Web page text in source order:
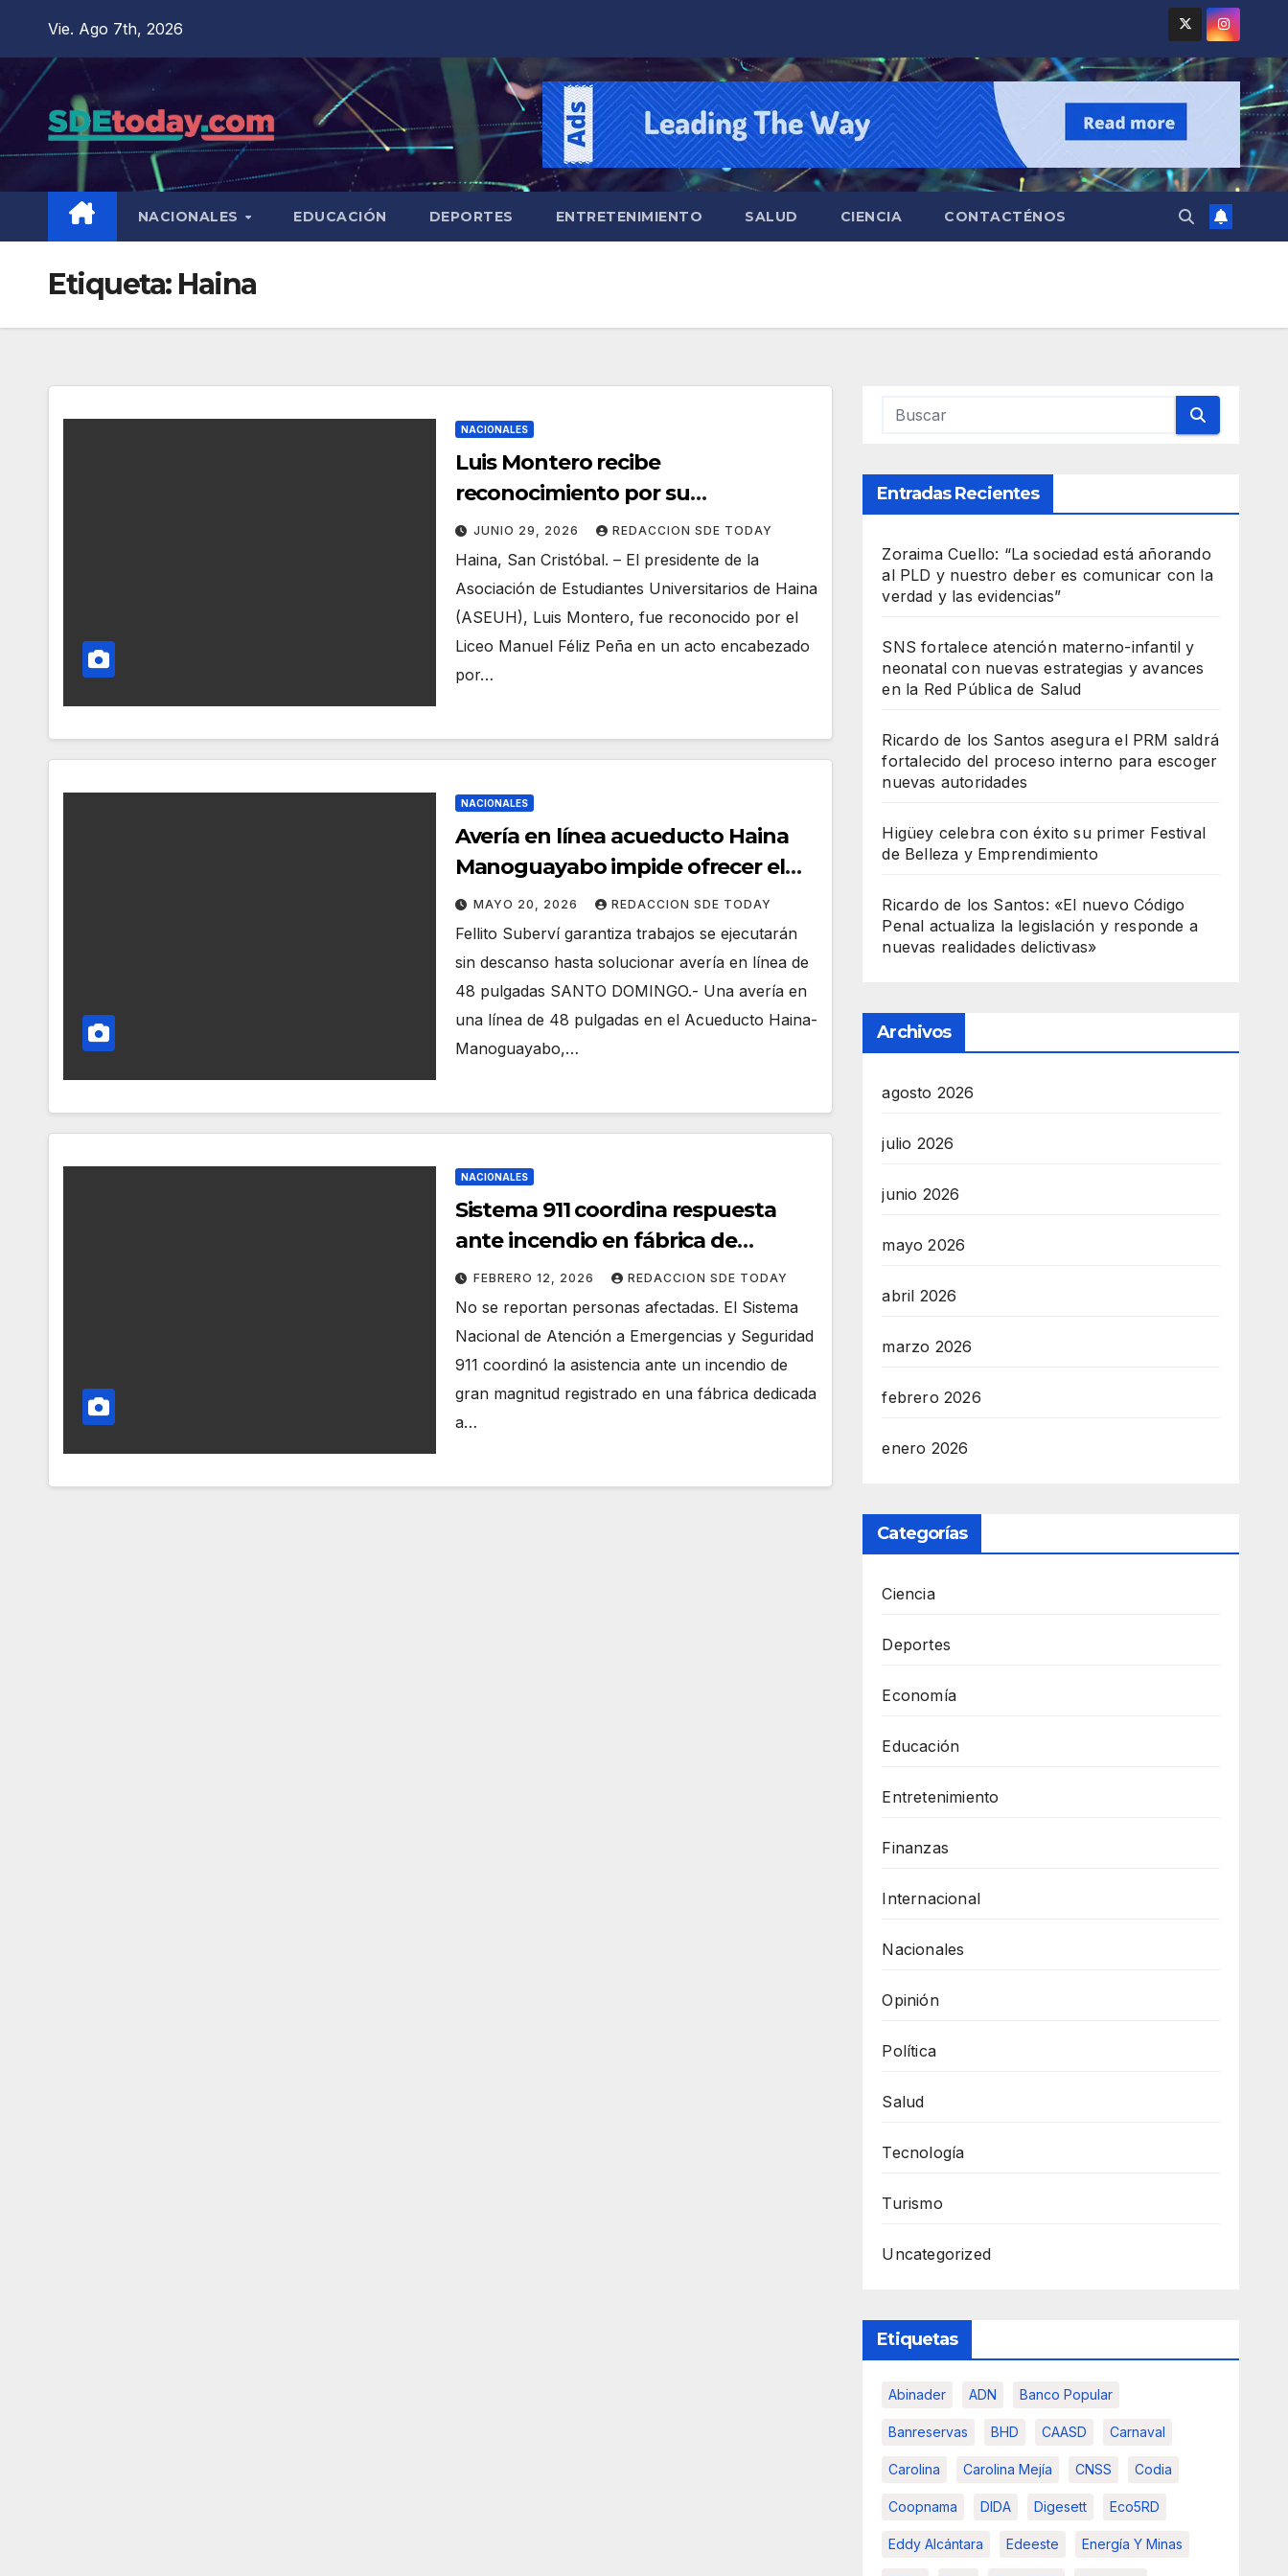
contenido
Vie. Ago 7th, 2026
NACIONALES EDUCACIÓN DEPORTES ENTRETENIMIENTO SALUD CIENCIA CONTACTÉNOS
Etiqueta: Haina
NACIONALES
Luis Montero recibe
reconocimiento por su
compromiso con la educación y el
liderazgo juvenil en Haina
JUNIO 29, 2026 REDACCION SDE TODAY
Haina, San Cristóbal. – El presidente de la
Asociación de Estudiantes Universitarios de Haina
(ASEUH), Luis Montero, fue reconocido por el
Liceo Manuel Féliz Peña en un acto encabezado
por…
NACIONALES
Avería en línea acueducto Haina
Manoguayabo impide ofrecer el
servicio a sectores del DN
MAYO 20, 2026 REDACCION SDE TODAY
Fellito Suberví garantiza trabajos se ejecutarán
sin descanso hasta solucionar avería en línea de
48 pulgadas SANTO DOMINGO.- Una avería en
una línea de 48 pulgadas en el Acueducto Haina-
Manoguayabo,…
NACIONALES
Sistema 911 coordina respuesta
ante incendio en fábrica de
plástico en Bajos de Haina
FEBRERO 12, 2026 REDACCION SDE TODAY
No se reportan personas afectadas. El Sistema
Nacional de Atención a Emergencias y Seguridad
911 coordinó la asistencia ante un incendio de
gran magnitud registrado en una fábrica dedicada
a…
Entradas Recientes
Zoraima Cuello: “La sociedad está añorando
al PLD y nuestro deber es comunicar con la
verdad y las evidencias”
SNS fortalece atención materno-infantil y
neonatal con nuevas estrategias y avances
en la Red Pública de Salud
Ricardo de los Santos asegura el PRM saldrá
fortalecido del proceso interno para escoger
nuevas autoridades
Higüey celebra con éxito su primer Festival
de Belleza y Emprendimiento
Ricardo de los Santos: «El nuevo Código
Penal actualiza la legislación y responde a
nuevas realidades delictivas»
Archivos
agosto 2026
julio 2026
junio 2026
mayo 2026
abril 2026
marzo 2026
febrero 2026
enero 2026
Categorías
Ciencia
Deportes
Economía
Educación
Entretenimiento
Finanzas
Internacional
Nacionales
Opinión
Política
Salud
Tecnología
Turismo
Uncategorized
Etiquetas
Abinader ADN Banco Popular
Banreservas BHD CAASD Carnaval
Carolina Carolina Mejía CNSS Codia
Coopnama DIDA Digesett Eco5RD
Eddy Alcántara Edeeste Energía Y Minas